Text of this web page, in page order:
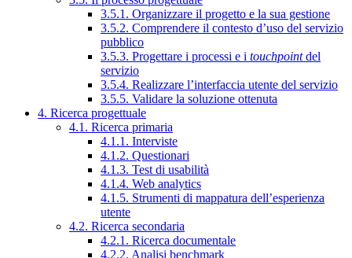
3.5.1. Organizzare il progetto e la sua gestione
3.5.2. Comprendere il contesto d’uso del servizio
pubblico
3.5.3. Progettare i processi e i touchpointdel
servizio
3.5.4. Realizzare l’interfaccia utente del servizio
3.5.5. Validare la soluzione ottenuta
4. Ricerca progettuale
4.1. Ricerca primaria
4.1.1. Interviste
4.1.2. Questionari
4.1.3. Test di usabilità
4.1.4. Web analytics
4.1.5. Strumenti di mappatura dell’esperienza
utente
4.2. Ricerca secondaria
4.2.1. Ricerca documentale
4.2.2. Analisi benchmark